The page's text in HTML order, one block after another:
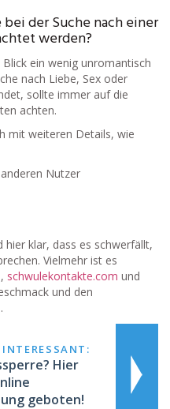
der Suche nach einer
werden?
ein wenig unromantisch
nach Liebe, Sex oder
sollte immer auf die
achten.
mit weiteren Details, wie
Nutzer
hier klar, dass es schwerfällt,
Vielmehr ist es
schwulekontakte.com und
und den
Hier
geboten!